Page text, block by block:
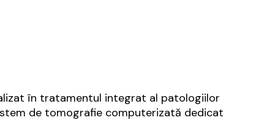
în tratamentul integrat al patologiilor
de tomografie computerizată dedicat